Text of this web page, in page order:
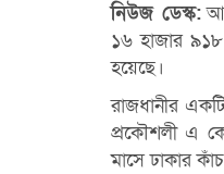
নিউজ ডেস্ক:
১৬ হাজার
হয়েছে।
রাজধানীর
প্রকৌশলী এ কে
মাসে ঢাকার